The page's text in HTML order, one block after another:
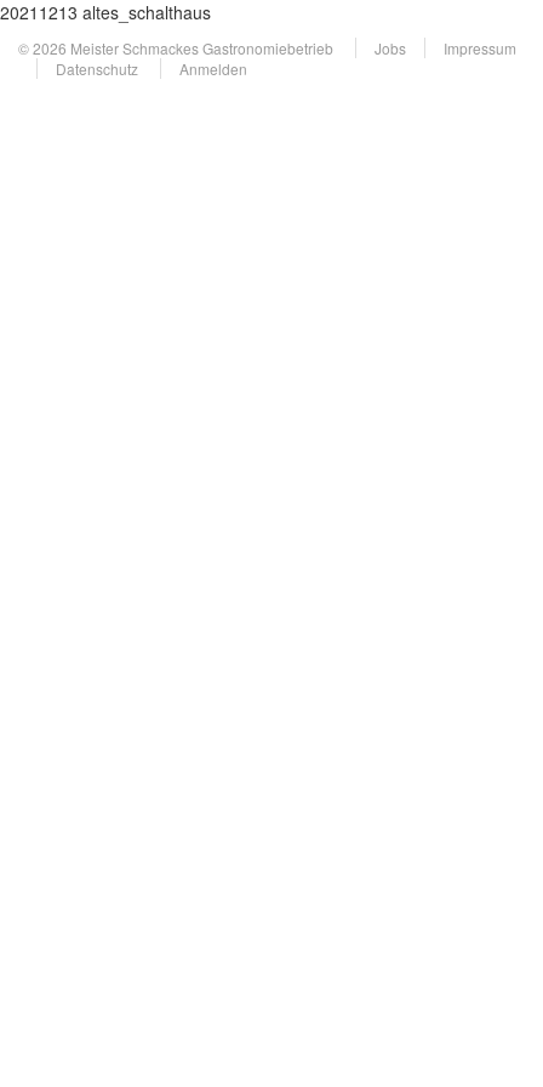
20211213 altes_schalthaus
© 2026 Meister Schmackes Gastronomiebetrieb Jobs
Impressum
Datenschutz
Anmelden